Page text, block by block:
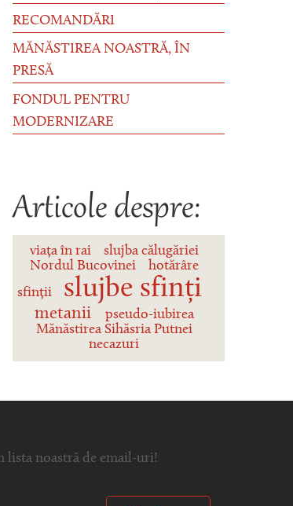
RECOMANDĂRI
MĂNĂSTIREA NOASTRĂ, ÎN
PRESĂ
FONDUL PENTRU
MODERNIZARE
Articole despre:
viața în rai
slujba călugăriei
Nordul Bucovinei
hotărâre
sfinții
slujbe sfinți
metanii
pseudo-iubirea
Mănăstirea Sihăsria Putnei
necazuri
lista noastră de email-uri!